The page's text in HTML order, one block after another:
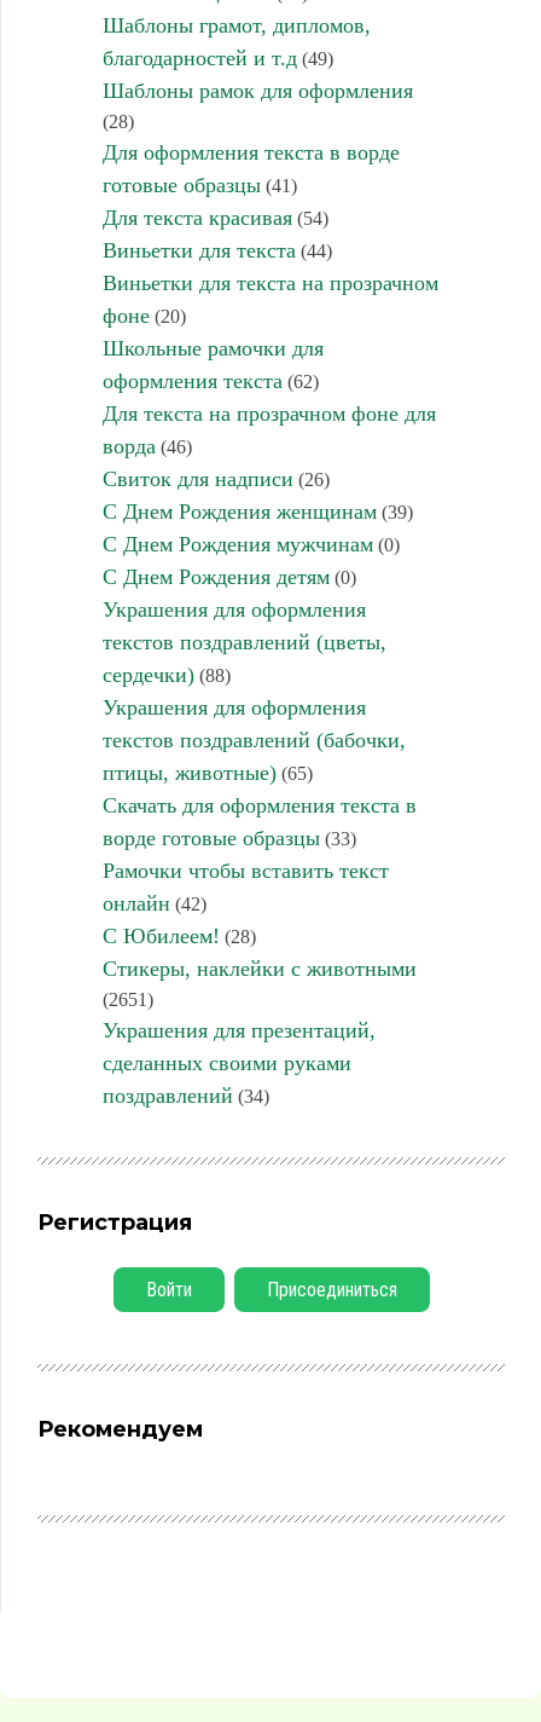
Шаблоны грамот, дипломов,
благодарностей и т.д(49)
Шаблоны рамок для оформления
(28)
Для оформления текста в ворде
готовые образцы(41)
Для текста красивая(54)
Виньетки для текста (44)
Виньетки для текста на прозрачном
фоне(20)
Школьные рамочки для
оформления текста (62)
Для текста на прозрачном фоне для
ворда (46)
Свиток для надписи (26)
С Днем Рождения женщинам(39)
С Днем Рождения мужчинам(0)
С Днем Рождения детям(0)
Украшения для оформления
текстов поздравлений (цветы,
сердечки)(88)
Украшения для оформления
текстов поздравлений (бабочки,
птицы, животные)(65)
Скачать для оформления текста в
ворде готовые образцы(33)
Рамочки чтобы вставить текст
онлайн (42)
С Юбилеем! (28)
Стикеры, наклейки с животными
(2651)
Украшения для презентаций,
сделанных своими руками
поздравлений (34)
Регистрация
Войти Присоединиться
Рекомендуем